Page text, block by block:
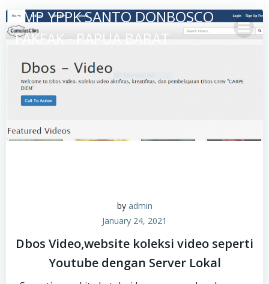
Skip
to
content
SMP YPPK SANTO DONBOSCO
FAKFAK - PAPUA BARAT
by admin
January 24, 2021
Dbos Video,website koleksi video seperti
Youtube dengan Server Lokal